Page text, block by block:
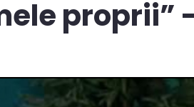
proprii”